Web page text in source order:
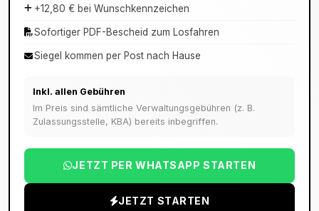
+12,80 € bei Wunschkennzeichen
Sofortiger PDF-Bescheid zum Losfahren
Siegel kommen per Post nach Hause
Inkl. allen Gebühren
Im Preis sind sämtliche Verwaltungsgebühren (z. B.
Zulassungsstelle, KBA) bereits inbegriffen.
JETZT PER WHATSAPP STARTEN
JETZT STARTEN